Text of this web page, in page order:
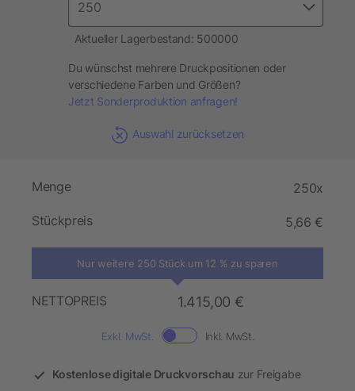
Aktueller Lagerbestand: 500000
Du wünschst mehrere Druckpositionen oder
verschiedene Farben und Größen?
Jetzt Sonderproduktion anfragen!
Auswahl zurücksetzen
Menge 250x
Stückpreis 5,66 €
Nur weitere 250 Stück um 12 % zu sparen
NETTOPREIS 1.415,00 €
Exkl. MwSt. Inkl. MwSt.
Kostenlose digitale Druckvorschau zur Freigabe